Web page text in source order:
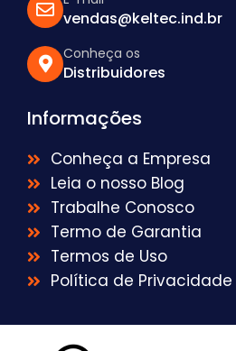
vendas@keltec.ind.br
Conheça os
Distribuidores
Informações
Conheça a Empresa
Leia o nosso Blog
Trabalhe Conosco
Termo de Garantia
Termos de Uso
Política de Privacidade